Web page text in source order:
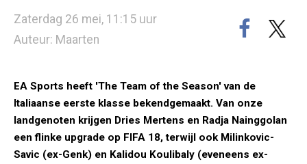
Zaterdag 26 mei, 11:15 uur
Auteur: Maarten
EA Sports heeft 'The Team of the Season' van de
Italiaanse eerste klasse bekendgemaakt. Van onze
landgenoten krijgen Dries Mertens en Radja Nainggolan
een flinke upgrade op FIFA 18, terwijl ook Milinkovic-
Savic (ex-Genk) en Kalidou Koulibaly (eveneens ex-